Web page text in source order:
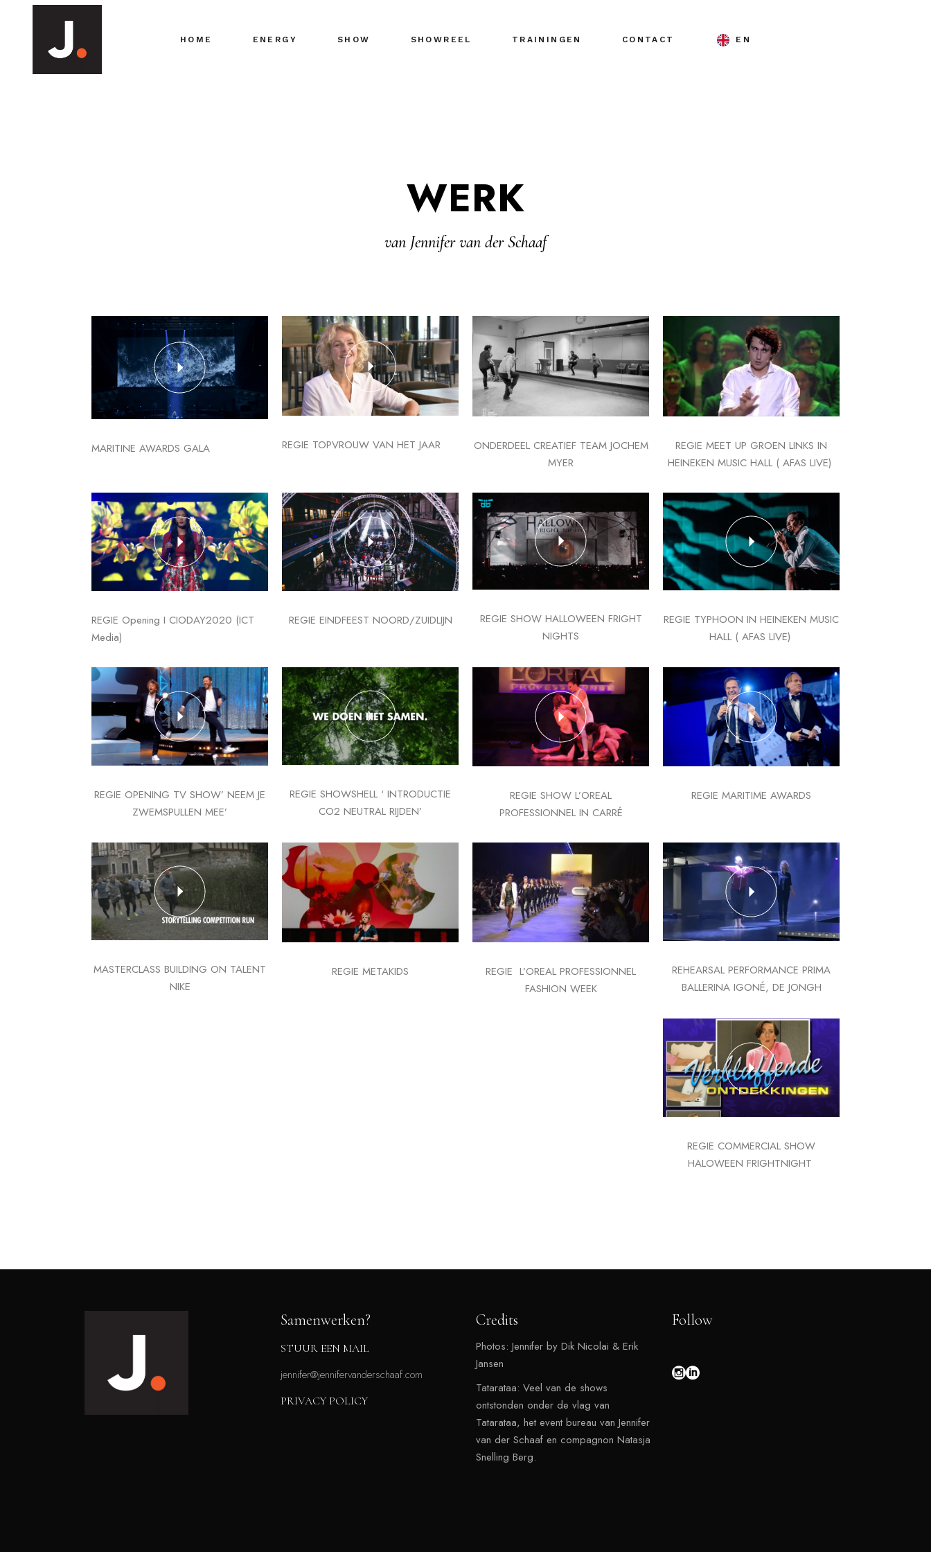
HOME ENERGY SHOW SHOWREEL TRAININGEN CONTACT EN
WERK
van Jennifer van der Schaaf
MARITINE AWARDS GALA REGIE TOPVROUW VAN HET JAAR
ONDERDEEL CREATIEF TEAM JOCHEM
MYER
REGIE MEET UP GROEN LINKS IN
HEINEKEN MUSIC HALL ( AFAS LIVE)
REGIE Opening I CIODAY2020 (ICT
Media)
REGIE EINDFEEST NOORD/ZUIDLIJN
REGIE SHOW HALLOWEEN FRIGHT
NIGHTS
REGIE TYPHOON IN HEINEKEN MUSIC
HALL ( AFAS LIVE)
REGIE OPENING TV SHOW’ NEEM JE
ZWEMSPULLEN MEE’
REGIE SHOWSHELL ‘ INTRODUCTIE
CO2 NEUTRAL RIJDEN’
REGIE SHOW L’OREAL
PROFESSIONNEL IN CARRÉ
REGIE MARITIME AWARDS
MASTERCLASS BUILDING ON TALENT
NIKE
REGIE METAKIDS
REGIE L’OREAL PROFESSIONNEL
FASHION WEEK
REHEARSAL PERFORMANCE PRIMA
BALLERINA IGONÉ, DE JONGH
REGIE COMMERCIAL SHOW
HALOWEEN FRIGHTNIGHT
Samenwerken?
STUUR EEN MAIL
jennifer@jennifervanderschaaf.com
PRIVACY POLICY
Credits
Photos: Jennifer by Dik Nicolai & Erik
Jansen
Tatarataa: Veel van de shows
ontstonden onder de vlag van
Tatarataa, het event bureau van Jennifer
van der Schaaf en compagnon Natasja
Snelling Berg.
Follow